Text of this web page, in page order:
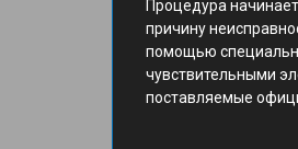
Процедура
причину
помощью
чувствительными
поставляемые